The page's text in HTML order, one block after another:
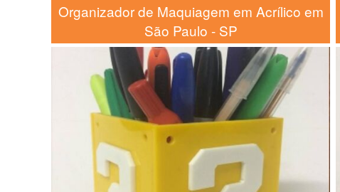
Organizador de Maquiagem em Acrílico em
São Paulo - SP